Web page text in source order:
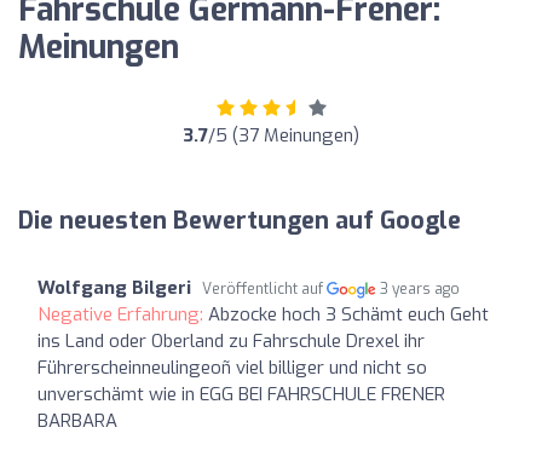
Fahrschule Germann-Frener:
Meinungen
3.7/5 (37 Meinungen)
Die neuesten Bewertungen auf Google
Wolfgang Bilgeri Veröffentlicht auf 3 years ago
Negative Erfahrung: Abzocke hoch 3 Schämt euch Geht
ins Land oder Oberland zu Fahrschule Drexel ihr
Führerscheinneulingeoñ viel billiger und nicht so
unverschämt wie in EGG BEI FAHRSCHULE FRENER
BARBARA